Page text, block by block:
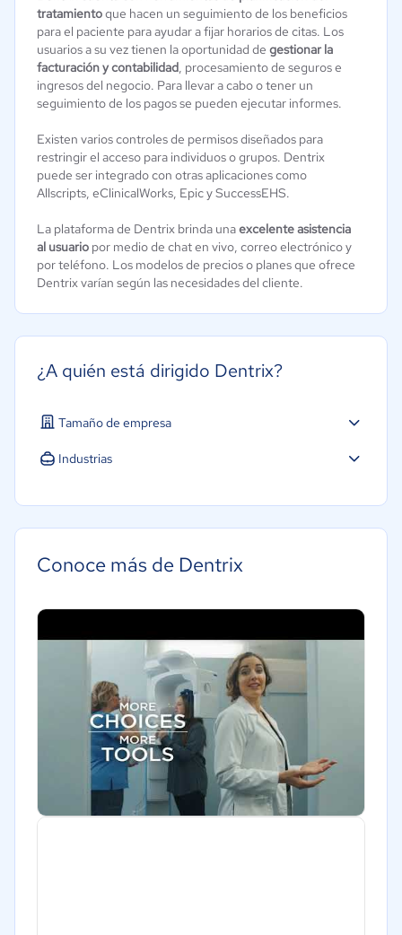
tratamientoque hacen un seguimiento de los beneficios
para el paciente para ayudar a fijar horarios de citas. Los
usuarios a su vez tienen la oportunidad de gestionar la
facturación y contabilidad, procesamiento de seguros e
ingresos del negocio. Para llevar a cabo o tener un
seguimiento de los pagos se pueden ejecutar informes.
Existen varios controles de permisos diseñados para
restringir el acceso para individuos o grupos. Dentrix
puede ser integrado con otras aplicaciones como
Allscripts, eClinicalWorks, Epic y SuccessEHS.
La plataforma de Dentrix brinda unaexcelente asistencia
al usuario por medio de chat en vivo, correo electrónico y
por teléfono. Los modelos de precios o planes que ofrece
Dentrix varían según las necesidades del cliente.
¿A quién está dirigido Dentrix?
Tamaño de empresa
Industrias
Conoce más de Dentrix